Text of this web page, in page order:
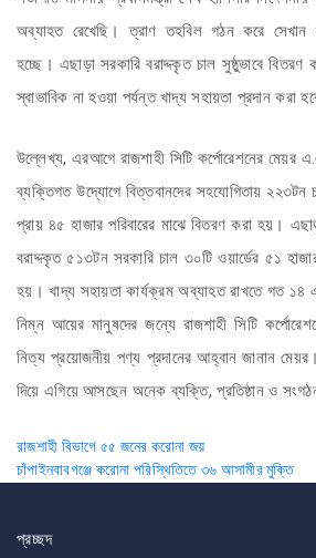
অব্যাহত রেখেছি। ত্রাণ তহবিল গঠন করে সেখান
হচ্ছে। এছাড়া সরকারি বরাদ্দকৃত চাল সুষ্ঠুভাবে বিতরণ
স্বাভাবিক না হওয়া পর্যন্ত খাদ্য সহায়তা প্রদান করা
উল্লেখ্য, এরআগে রাজশাহী সিটি কর্পোরেশনের মেয়র
ব্যক্তিগত উদ্যোগে বিত্তবানদের সহযোগিতায়
প্রায় ৪৫ হাজার পরিবারের মাঝে বিতরণ করা হয়।
বরাদ্দকৃত ৫১৩টন সরকারি চাল ৩০টি ওয়ার্ডের ৫১
হয়। খাদ্য সহায়তা কার্যক্রম অব্যাহত রাখতে গত ১৪
নিম্ন আয়ের মানুষদের জন্যে রাজশাহী সিটি
নিত্য প্রয়োজনীয় পণ্য প্রদানের আহ্বান জানান
দিয়ে এগিয়ে আসছেন অনেক ব্যক্তি, প্রতিষ্ঠান ও
Post
navigation
রাজশাহী বিভাগে ৫৫ জনের করোনা জয়
চাঁপাইনবাবগঞ্জে করোনা পরিস্থিতিতে ৩৬ আসামীর মুক্তি
প্রচ্ছদ